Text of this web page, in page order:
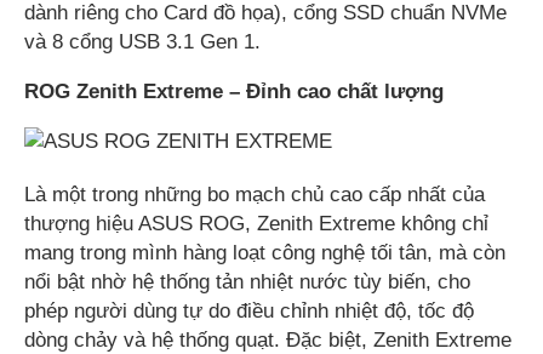
dành riêng cho Card đồ họa), cổng SSD chuẩn NVMe
và 8 cổng USB 3.1 Gen 1.
ROG Zenith Extreme – Đỉnh cao chất lượng
Là một trong những bo mạch chủ cao cấp nhất của
thượng hiệu ASUS ROG, Zenith Extreme không chỉ
mang trong mình hàng loạt công nghệ tối tân, mà còn
nổi bật nhờ hệ thống tản nhiệt nước tùy biến, cho
phép người dùng tự do điều chỉnh nhiệt độ, tốc độ
dòng chảy và hệ thống quạt. Đặc biệt, Zenith Extreme